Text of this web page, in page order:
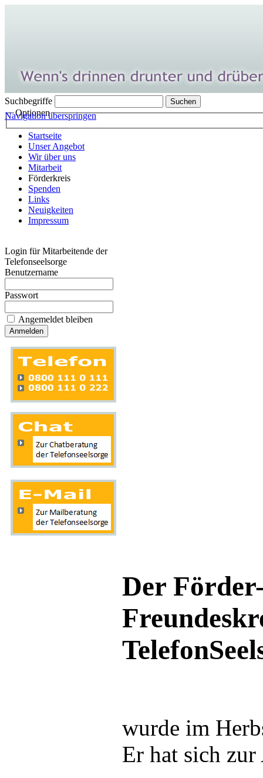
Suchbegriffe
Optionen
Navigation überspringen
Startseite
Unser Angebot
Wir über uns
Mitarbeit
Förderkreis
Spenden
Links
Neuigkeiten
Impressum
Login für Mitarbeitende der
Telefonseelsorge
Benutzername
Passwort
Angemeldet bleiben
Der
wurde im
Er hat sich